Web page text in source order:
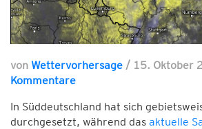
von Wettervorhersage / 15. Oktober
Kommentare
In Süddeutschland hat sich
durchgesetzt, während das aktuelle